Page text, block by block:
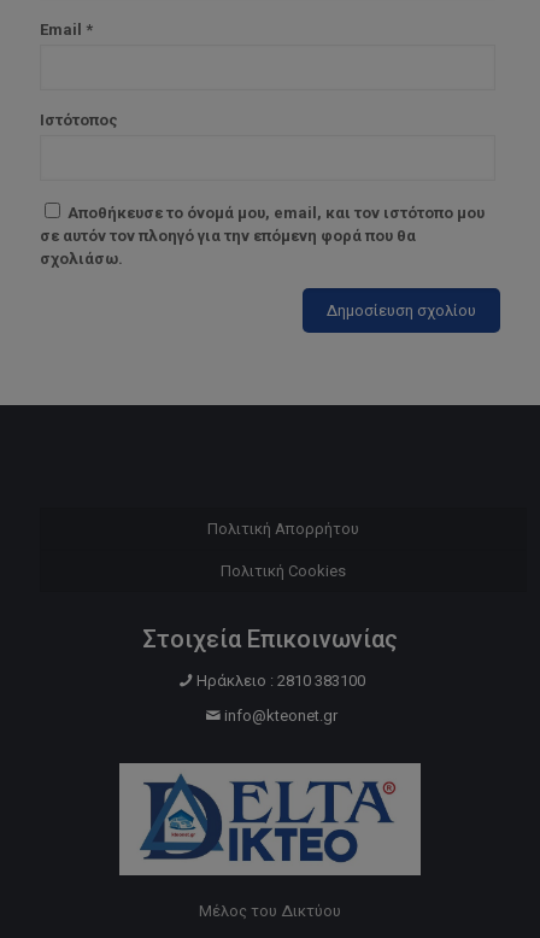
Email *
Ιστότοπος
Αποθήκευσε το όνομά μου, email, και τον ιστότοπο μου
σε αυτόν τον πλοηγό για την επόμενη φορά που θα
σχολιάσω.
Πολιτική Απορρήτου
Πολιτική Cookies
Στοιχεία Επικοινωνίας
Ηράκλειο : 2810 383100
info@kteonet.gr
Μέλος του Δικτύου